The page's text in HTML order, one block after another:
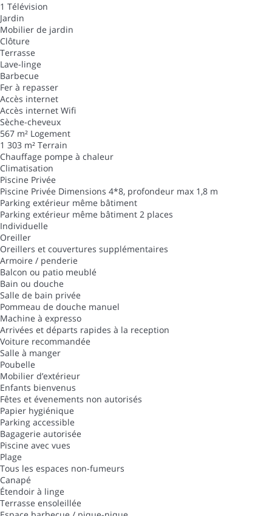
1 Télévision
Jardin
Mobilier de jardin
Clôture
Terrasse
Lave-linge
Barbecue
Fer à repasser
Accès internet
Accès internet Wifi
Sèche-cheveux
567 m² Logement
1 303 m² Terrain
Chauffage pompe à chaleur
Climatisation
Piscine Privée
Piscine Privée Dimensions 4*8, profondeur max 1,8 m
Parking extérieur même bâtiment
Parking extérieur même bâtiment 2 places
Individuelle
Oreiller
Oreillers et couvertures supplémentaires
Armoire / penderie
Balcon ou patio meublé
Bain ou douche
Salle de bain privée
Pommeau de douche manuel
Machine à expresso
Arrivées et départs rapides à la reception
Voiture recommandée
Salle à manger
Poubelle
Mobilier d’extérieur
Enfants bienvenus
Fêtes et évenements non autorisés
Papier hygiénique
Parking accessible
Bagagerie autorisée
Piscine avec vues
Plage
Tous les espaces non-fumeurs
Canapé
Étendoir à linge
Terrasse ensoleillée